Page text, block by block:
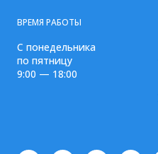
ВРЕМЯ РАБОТЫ
С понедельника
по пятницу
9:00 — 18:00